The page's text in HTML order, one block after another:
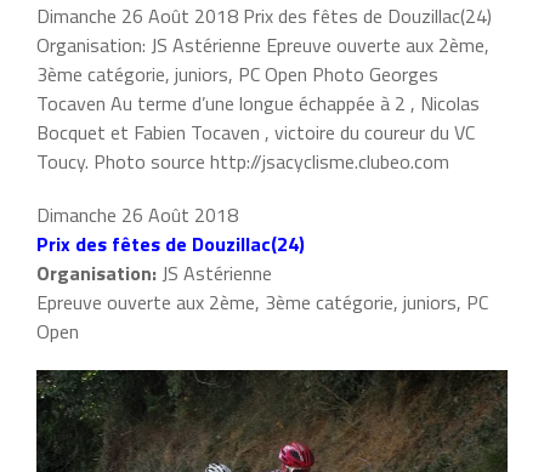
Dimanche 26 Août 2018 Prix des fêtes de Douzillac(24)
Organisation: JS Astérienne Epreuve ouverte aux 2ème,
3ème catégorie, juniors, PC Open Photo Georges
Tocaven Au terme d’une longue échappée à 2 , Nicolas
Bocquet et Fabien Tocaven , victoire du coureur du VC
Toucy. Photo source http://jsacyclisme.clubeo.com
Dimanche 26 Août 2018
Prix des fêtes de Douzillac(24)
Organisation:JS Astérienne
Epreuve ouverte aux 2ème, 3ème catégorie, juniors, PC
Open